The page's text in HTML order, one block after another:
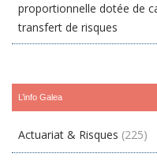
proportionnelle dotée de
transfert de risques
L’info Galea
Actuariat & Risques (225)